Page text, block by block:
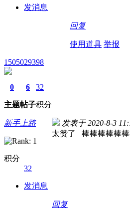
发消息
回复
使用道具 举报
1505029398
0
主题
6
帖子
32
积分
新手上路
积分
32
发消息
发表于 2020-8-3
太赞了 棒棒棒棒棒
回复